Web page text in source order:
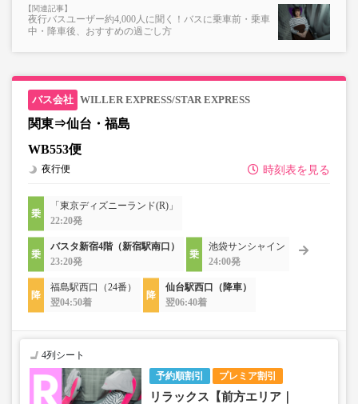
夜行バスユーザー約4,000人に聞く！バスに乗車前・乗車
中・降車後、おすすめの過ごし方
WILLER EXPRESS/STAR EXPRESS
関東⇒仙台・福島
WB553便
時刻表を見る
夜行便
「東京ディズニーランド(R)」
22:20発
バスタ新宿4階（新宿駅南口）
23:20発
池袋サンシャイン
24:00発
福島駅西口（24番）
翌04:50着
仙台駅西口（降車）
翌06:40着
予約順割引 プレミア割引
4列シート
リラックス【前方エリア｜